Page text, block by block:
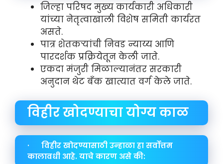
जिल्हा परिषद मुख्य कार्यकारी अधिकारी
यांच्या नेतृत्वाखाली विशेष समिती कार्यरत
असते.
पात्र शेतकऱ्यांची निवड न्याय्य आणि
पारदर्शक प्रक्रियेतून केली जाते.
एकदा मंजुरी मिळाल्यानंतर सरकारी
अनुदान थेट बँक खात्यात वर्ग केले जाते.
विहीर खोदण्याचा योग्य काळ
· विहीर खोदण्यासाठी उन्हाळा हा सर्वोत्तम
कालावधी आहे. याचे कारण असे की: